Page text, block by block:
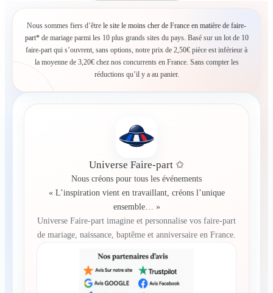
Nous sommes fiers d’être le site le moins cher de France en matière de faire-
part*de mariage parmi les 10 plus grands sites du pays. Basé sur un lot de 10
faire-part qui s’ouvrent, sans options, notre prix de 2,50€ pièce est inférieur à
la moyenne de 3,20€ chez nos concurrents en France. Sans compter les
réductions qu’il y a au panier.
Universe Faire-part ✩
Nous créons pour tous les événements
« L’inspiration vient en travaillant, créons l’unique
ensemble… »
Universe Faire-part imagine et personnalise vos faire-part
de mariage, naissance, baptême et anniversaire en France.